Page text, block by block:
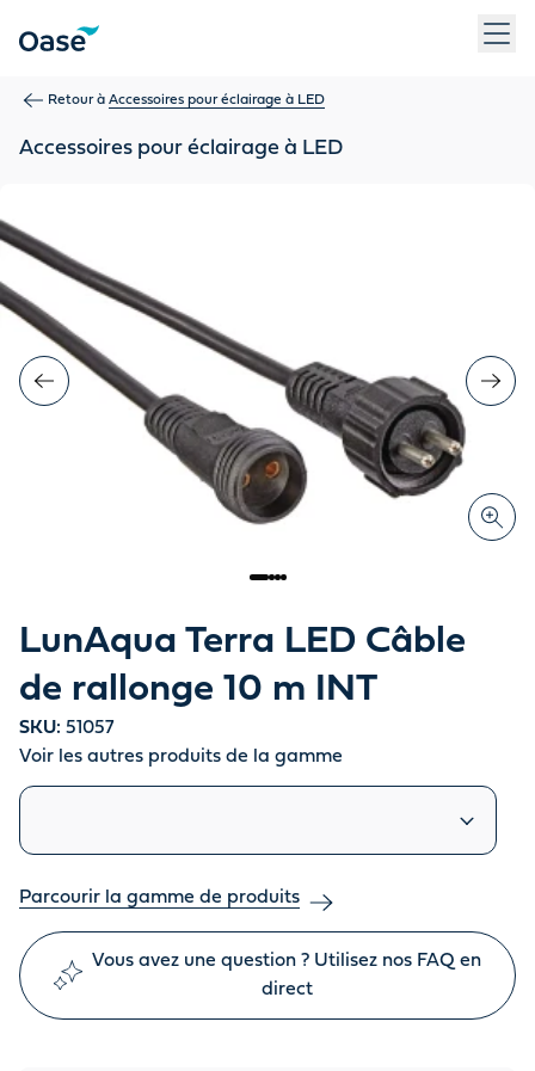
Retour à Accessoires pour éclairage à LED
Accessoires pour éclairage à LED
LunAqua Terra LED Câble
de rallonge 10 m INT
SKU: 51057
Voir les autres produits de la gamme
Produits similaires
Parcourir la gamme de produits
Vous avez une question ? Utilisez nos FAQ en
direct